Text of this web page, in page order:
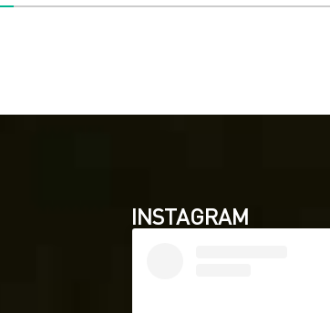
INSTAGRAM